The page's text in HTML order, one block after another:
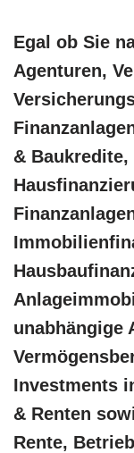
Egal ob Sie
Agenturen,
& Baukredite,
unabhängige
Investments
& Renten
Rente,